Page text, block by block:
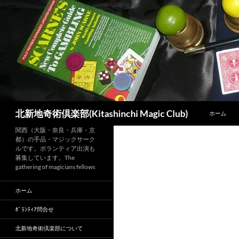
コ
北新地奇術倶楽部(Kitashinchi Magic Club) ホーム
関西（大阪・奈良・兵庫・京
都）の手品・マジックサーク
ルです。ボランティア出演も
募集しています。The
gathering of magicians fellows
ホーム
ﾎﾞﾗﾝﾃｨｱ問合せ
北新地奇術倶楽部について